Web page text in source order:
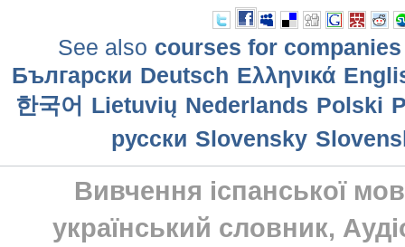
See also courses for companies
Български Deutsch Ελληνικά
한국어 Lietuvių Nederlands Polski
русски Slovensky
Вивчення іспанської
український словник,